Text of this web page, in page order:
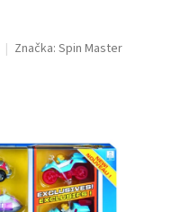
Značka: Spin Master